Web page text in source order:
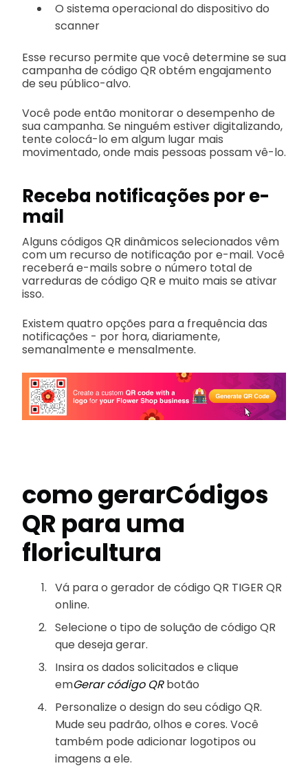
O sistema operacional do dispositivo do
scanner
Esse recurso permite que você determine se sua
campanha de código QR obtém engajamento
de seu público-alvo.
Você pode então monitorar o desempenho de
sua campanha. Se ninguém estiver digitalizando,
tente colocá-lo em algum lugar mais
movimentado, onde mais pessoas possam vê-lo.
Receba notificações por e-
mail
Alguns códigos QR dinâmicos selecionados vêm
com um recurso de notificação por e-mail. Você
receberá e-mails sobre o número total de
varreduras de código QR e muito mais se ativar
isso.
Existem quatro opções para a frequência das
notificações - por hora, diariamente,
semanalmente e mensalmente.
como gerarCódigos
QR para uma
floricultura
Vá para o gerador de código QR TIGER QR
online.
Selecione o tipo de solução de código QR
que deseja gerar.
Insira os dados solicitados e clique
emGerar código QRbotão
Personalize o design do seu código QR.
Mude seu padrão, olhos e cores. Você
também pode adicionar logotipos ou
imagens a ele.